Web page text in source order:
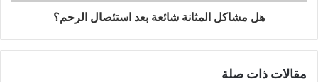
هل مشاكل المثانة شائعة بعد استئصال الرحم؟
مقالات ذات صلة